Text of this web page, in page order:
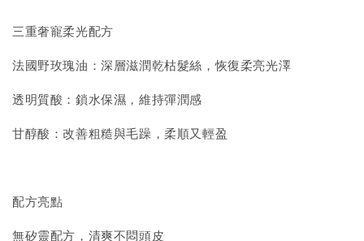
三重奢寵柔光配方
法國野玫瑰油：深層滋潤乾枯髮絲，恢復柔亮光澤
透明質酸：鎖水保濕，維持彈潤感
甘醇酸：改善粗糙與毛躁，柔順又輕盈
配方亮點
無矽靈配方，清爽不悶頭皮